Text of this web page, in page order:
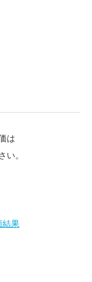
は
い。
結果